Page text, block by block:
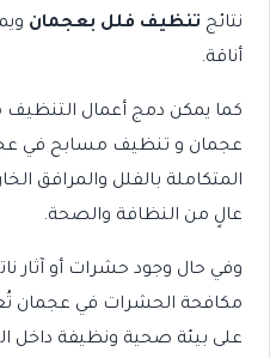
نتائج تنظيف فلل بعجمان
أناقة.
كما يمكن دمج أعمال التنظيف
عجمان و تنظيف مسابح في
المتكاملة بالفلل والمرافق
عالٍ من النظافة والصحة.
وفي حال وجود حشرات أو آثار
مكافحة الحشرات في عجمان
على بيئة صحية ونظيفة داخل